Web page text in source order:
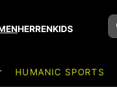
HERRENKIDS
HUMANIC SPORTS